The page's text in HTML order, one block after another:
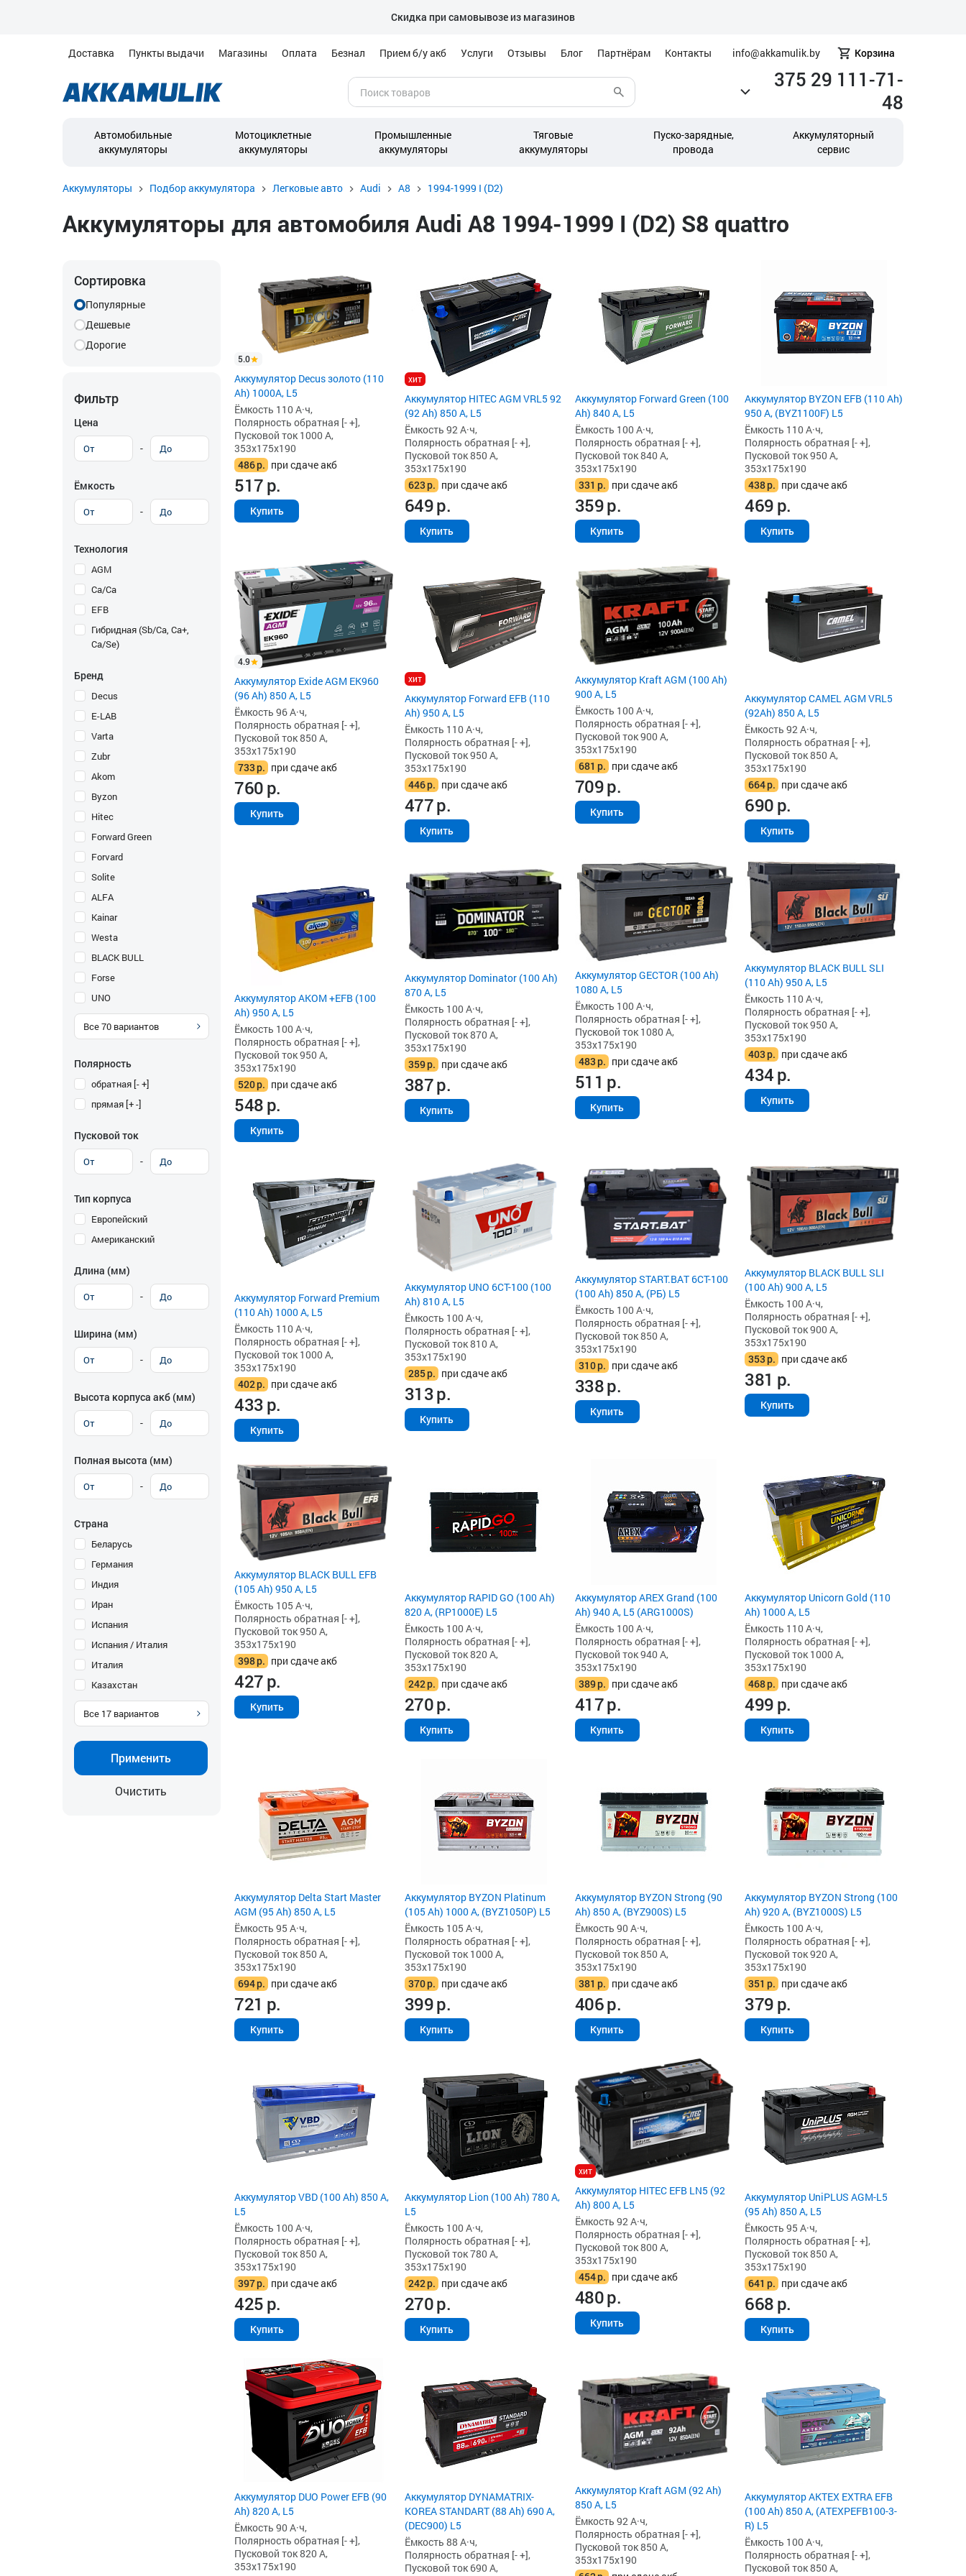
Скидка при самовывозе из магазинов
Доставка Пункты выдачи Магазины Оплата Безнал Прием б/у акб Услуги Отзывы Блог Партнёрам Контакты info@akkamulik.by Корзина
375 29 111-71-
48
Автомобильные
аккумуляторы
Мотоциклетные
аккумуляторы
Промышленные
аккумуляторы
Тяговые
аккумуляторы
Пуско-зарядные,
провода
Аккумуляторный
сервис
Аккумуляторы Подбор аккумулятора Легковые авто Audi A8 1994-1999 I (D2)
Аккумуляторы для автомобиля Audi A8 1994-1999 I (D2) S8 quattro
Сортировка
Популярные
Дешевые
Дорогие
Фильтр
Цена
-
Ёмкость
-
Технология
AGM
Ca/Ca
EFB
Гибридная (Sb/Ca, Ca+,
Ca/Se)
Бренд
Decus
E-LAB
Varta
Zubr
Akom
Byzon
Hitec
Forward Green
Forvard
Solite
ALFA
Kainar
Westa
BLACK BULL
Forse
UNO
Все70 вариантов
Полярность
обратная [- +]
прямая [+ -]
Пусковой ток
-
Тип корпуса
Европейский
Американский
Длина (мм)
-
Ширина (мм)
-
Высота корпуса акб (мм)
-
Полная высота (мм)
-
Страна
Беларусь
Германия
Индия
Иран
Испания
Испания / Италия
Италия
Казахстан
Все 17 вариантов
Применить
Очистить
5.0
Аккумулятор Decus золото (110
Ah) 1000A, L5
Ёмкость 110 А·ч,
Полярность обратная [- +],
Пусковой ток 1000 А,
353x175x190
486р. при сдаче акб
517р.
Купить
хит
Аккумулятор HITEC AGM VRL5 92
(92 Ah) 850 А, L5
Ёмкость 92 А·ч,
Полярность обратная [- +],
Пусковой ток 850 А,
353x175x190
623р. при сдаче акб
649р.
Купить
Аккумулятор Forward Green (100
Ah) 840 А, L5
Ёмкость 100 А·ч,
Полярность обратная [- +],
Пусковой ток 840 А,
353x175x190
331 р. при сдаче акб
359р.
Купить
Аккумулятор BYZON EFB (110 Ah)
950 А, (BYZ1100F) L5
Ёмкость 110 А·ч,
Полярность обратная [- +],
Пусковой ток 950 А,
353x175x190
438р. при сдаче акб
469р.
Купить
4.9
Аккумулятор Exide AGM EK960
(96 Ah) 850 А, L5
Ёмкость 96 А·ч,
Полярность обратная [- +],
Пусковой ток 850 А,
353x175x190
733р. при сдаче акб
760р.
Купить
хит
Аккумулятор Forward EFB (110
Ah) 950 А, L5
Ёмкость 110 А·ч,
Полярность обратная [- +],
Пусковой ток 950 А,
353x175x190
446р. при сдаче акб
477р.
Купить
Аккумулятор Kraft AGM (100 Ah)
900 А, L5
Ёмкость 100 А·ч,
Полярность обратная [- +],
Пусковой ток 900 А,
353x175x190
681 р. при сдаче акб
709р.
Купить
Аккумулятор CAMEL AGM VRL5
(92Ah) 850 А, L5
Ёмкость 92 А·ч,
Полярность обратная [- +],
Пусковой ток 850 А,
353x175x190
664р. при сдаче акб
690р.
Купить
Аккумулятор AKOM +EFB (100
Ah) 950 А, L5
Ёмкость 100 А·ч,
Полярность обратная [- +],
Пусковой ток 950 А,
353x175x190
520р. при сдаче акб
548р.
Купить
Аккумулятор Dominator (100 Ah)
870 А, L5
Ёмкость 100 А·ч,
Полярность обратная [- +],
Пусковой ток 870 А,
353x175x190
359р. при сдаче акб
387р.
Купить
Аккумулятор GECTOR (100 Ah)
1080 А, L5
Ёмкость 100 А·ч,
Полярность обратная [- +],
Пусковой ток 1080 А,
353x175x190
483р. при сдаче акб
511 р.
Купить
Аккумулятор BLACK BULL SLI
(110 Ah) 950 А, L5
Ёмкость 110 А·ч,
Полярность обратная [- +],
Пусковой ток 950 А,
353x175x190
403р. при сдаче акб
434р.
Купить
Аккумулятор Forward Premium
(110 Ah) 1000 А, L5
Ёмкость 110 А·ч,
Полярность обратная [- +],
Пусковой ток 1000 А,
353x175x190
402р. при сдаче акб
433р.
Купить
Аккумулятор UNO 6CT-100 (100
Ah) 810 А, L5
Ёмкость 100 А·ч,
Полярность обратная [- +],
Пусковой ток 810 А,
353x175x190
285р. при сдаче акб
313р.
Купить
Аккумулятор START.BAT 6CT-100
(100 Ah) 850 А, (РБ) L5
Ёмкость 100 А·ч,
Полярность обратная [- +],
Пусковой ток 850 А,
353x175x190
310р. при сдаче акб
338р.
Купить
Аккумулятор BLACK BULL SLI
(100 Ah) 900 А, L5
Ёмкость 100 А·ч,
Полярность обратная [- +],
Пусковой ток 900 А,
353x175x190
353р. при сдаче акб
381 р.
Купить
Аккумулятор BLACK BULL EFB
(105 Ah) 950 А, L5
Ёмкость 105 А·ч,
Полярность обратная [- +],
Пусковой ток 950 А,
353x175x190
398р. при сдаче акб
427р.
Купить
Аккумулятор RAPID GO (100 Ah)
820 А, (RP1000E) L5
Ёмкость 100 А·ч,
Полярность обратная [- +],
Пусковой ток 820 А,
353x175x190
242р. при сдаче акб
270р.
Купить
Аккумулятор AREX Grand (100
Ah) 940 А, L5 (ARG1000S)
Ёмкость 100 А·ч,
Полярность обратная [- +],
Пусковой ток 940 А,
353x175x190
389р. при сдаче акб
417р.
Купить
Аккумулятор Unicorn Gold (110
Ah) 1000 А, L5
Ёмкость 110 А·ч,
Полярность обратная [- +],
Пусковой ток 1000 А,
353x175x190
468р. при сдаче акб
499р.
Купить
Аккумулятор Delta Start Master
AGM (95 Ah) 850 А, L5
Ёмкость 95 А·ч,
Полярность обратная [- +],
Пусковой ток 850 А,
353x175x190
694р. при сдаче акб
721 р.
Купить
Аккумулятор BYZON Platinum
(105 Ah) 1000 А, (BYZ1050P) L5
Ёмкость 105 А·ч,
Полярность обратная [- +],
Пусковой ток 1000 А,
353x175x190
370р. при сдаче акб
399р.
Купить
Аккумулятор BYZON Strong (90
Ah) 850 А, (BYZ900S) L5
Ёмкость 90 А·ч,
Полярность обратная [- +],
Пусковой ток 850 А,
353x175x190
381 р. при сдаче акб
406р.
Купить
Аккумулятор BYZON Strong (100
Ah) 920 А, (BYZ1000S) L5
Ёмкость 100 А·ч,
Полярность обратная [- +],
Пусковой ток 920 А,
353x175x190
351 р. при сдаче акб
379р.
Купить
Аккумулятор VBD (100 Ah) 850 А,
L5
Ёмкость 100 А·ч,
Полярность обратная [- +],
Пусковой ток 850 А,
353x175x190
397р. при сдаче акб
425р.
Купить
Аккумулятор Lion (100 Ah) 780 А,
L5
Ёмкость 100 А·ч,
Полярность обратная [- +],
Пусковой ток 780 А,
353x175x190
242р. при сдаче акб
270р.
Купить
хит
Аккумулятор HITEC EFB LN5 (92
Ah) 800 А, L5
Ёмкость 92 А·ч,
Полярность обратная [- +],
Пусковой ток 800 А,
353x175x190
454р. при сдаче акб
480р.
Купить
Аккумулятор UniPLUS AGM-L5
(95 Ah) 850 А, L5
Ёмкость 95 А·ч,
Полярность обратная [- +],
Пусковой ток 850 А,
353x175x190
641 р. при сдаче акб
668р.
Купить
Аккумулятор DUO Power EFB (90
Ah) 820 А, L5
Ёмкость 90 А·ч,
Полярность обратная [- +],
Пусковой ток 820 А,
353x175x190
Аккумулятор DYNAMATRIX-
KOREA STANDART (88 Ah) 690 А,
(DEC900) L5
Ёмкость 88 А·ч,
Полярность обратная [- +],
Пусковой ток 690 А,
Аккумулятор Kraft AGM (92 Ah)
850 А, L5
Ёмкость 92 А·ч,
Полярность обратная [- +],
Пусковой ток 850 А,
353x175x190
Аккумулятор AKTEX EXTRA EFB
(100 Ah) 850 А, (ATEXPEFB100-3-
R) L5
Ёмкость 100 А·ч,
Полярность обратная [- +],
Пусковой ток 850 А,